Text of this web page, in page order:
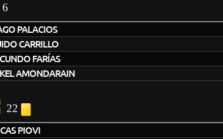
PALACIOS
CARRILLO
FARÍAS
AMONDARAIN
22
PIOVI